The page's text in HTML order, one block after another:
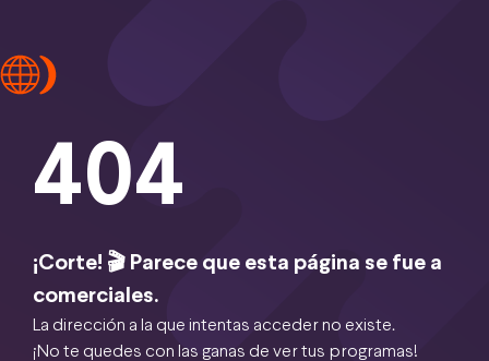
404
¡Corte! 🎬 Parece que esta página se fue a
comerciales.
La dirección a la que intentas acceder no existe.
¡No te quedes con las ganas de ver tus programas!